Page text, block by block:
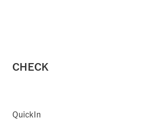
CHECK
QuickIn